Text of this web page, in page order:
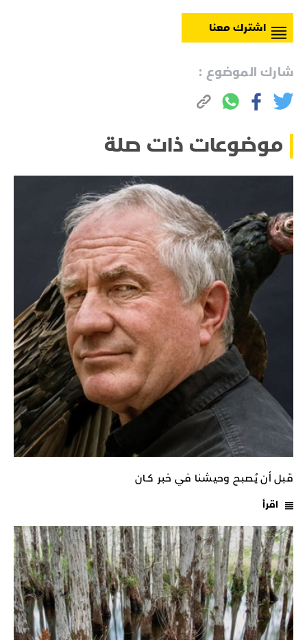
اشترك معنا
شارك الموضوع :
موضوعات ذات صلة
قبل أن يُصبح وحيشنا في خبر كـان
اقرأ